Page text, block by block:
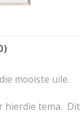
mooiste uile.
hierdie tema.